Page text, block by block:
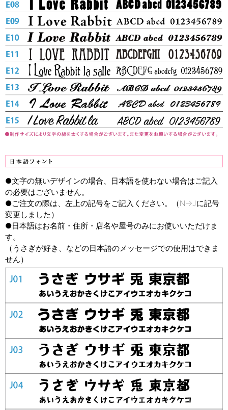
●文字の無いデザインの場合、日本語を使わない場合はご記入
の必要はございません。
●ご注文の際は、左上の記号をご記入ください。
（N→Jに記号
変更しました）
●日本語はお名前・住所・店名や屋号のみにお使いいただけま
す。
（うさぎが好き、などの日本語のメッセージでの使用はできま
せん）